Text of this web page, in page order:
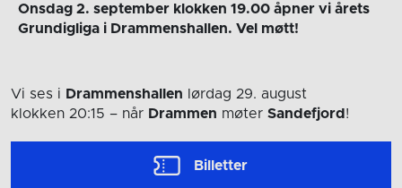
Onsdag 2. september klokken 19.00 åpner vi årets
Grundigliga i Drammenshallen. Vel møtt!
Vi ses i Drammenshallen lørdag 29. august
klokken 20:15 – når Drammen møter Sandefjord !
Billetter